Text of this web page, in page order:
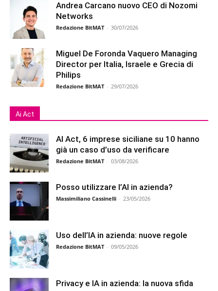
Andrea Carcano nuovo CEO di Nozomi
Networks
Redazione BitMAT - 30/07/2026
Miguel De Foronda Vaquero Managing
Director per Italia, Israele e Grecia di
Philips
Redazione BitMAT - 29/07/2026
Ai Act
AI Act, 6 imprese siciliane su 10 hanno
già un caso d’uso da verificare
Redazione BitMAT - 03/08/2026
Posso utilizzare l’AI in azienda?
Massimiliano Cassinelli - 23/05/2026
Uso dell’IA in azienda: nuove regole
Redazione BitMAT - 09/05/2026
Privacy e IA in azienda: la nuova sfida